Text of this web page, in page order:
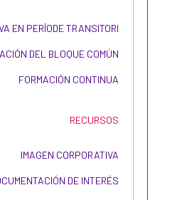
EN PERÍODE TRANSITORI
DEL BLOQUE COMÚN
FORMACIÓN CONTINUA
RECURSOS
IMAGEN CORPORATIVA
DE INTERÉS